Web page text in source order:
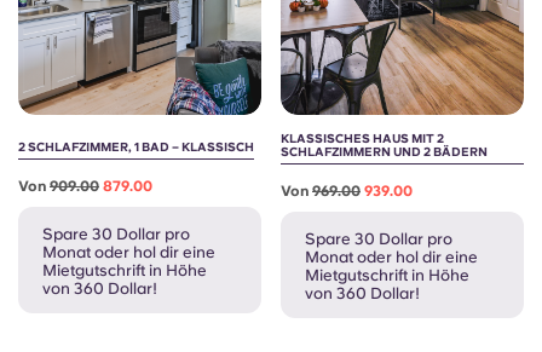
Català
Deutsch
2 SCHLAFZIMMER, 1 BAD – KLASSISCH
Von 909.00 879.00
Spare 30 Dollar pro
Monat oder hol dir eine
Mietgutschrift in Höhe
von 360 Dollar!
KLASSISCHES HAUS MIT 2
SCHLAFZIMMERN UND 2 BÄDERN
Von 969.00 939.00
Spare 30 Dollar pro
Monat oder hol dir eine
Mietgutschrift in Höhe
von 360 Dollar!